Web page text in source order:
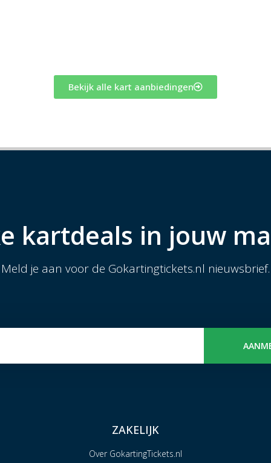
Bekijk alle kart aanbiedingen
kartdeals in jouw
Meld je aan voor de Gokartingtickets.nl nieuwsbrief.
ZAKELIJK
Over GokartingTickets.nl